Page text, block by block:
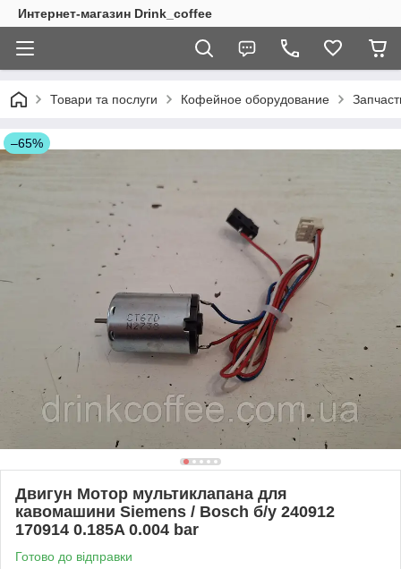
Интернет-магазин Drink_coffee
Товари та послуги Кофейное оборудование
–65%
Двигун Мотор мультиклапана для
кавомашини Siemens / Bosch б/у 240912
170914 0.185A 0.004 bar
Готово до відправки